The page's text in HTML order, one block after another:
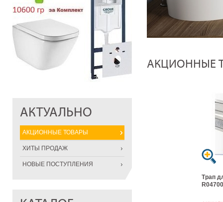
АКТУАЛЬНО
АКЦИОННЫЕ ТОВАРЫ
ХИТЫ ПРОДАЖ
НОВЫЕ ПОСТУПЛЕНИЯ
АКЦИОННЫЕ
Трап